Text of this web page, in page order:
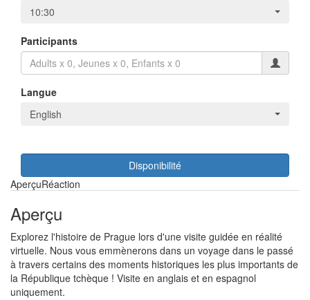
10:30
Participants
Langue
English
Disponibilité
AperçuRéaction
Aperçu
Explorez l'histoire de Prague lors d'une visite guidée en réalité
virtuelle. Nous vous emmènerons dans un voyage dans le passé
à travers certains des moments historiques les plus importants de
la République tchèque ! Visite en anglais et en espagnol
uniquement.